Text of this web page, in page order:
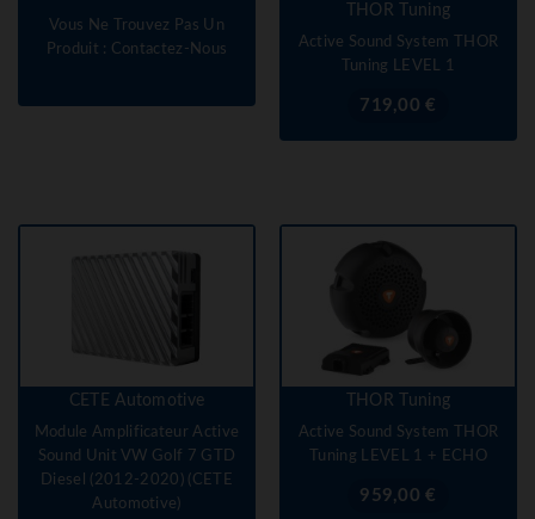
Vous Ne Trouvez Pas Un
Produit : Contactez-Nous
THOR Tuning
Active Sound System THOR
Tuning LEVEL 1
Prix
719,00 €
CETE Automotive
Module Amplificateur Active
Sound Unit VW Golf 7 GTD
Diesel (2012-2020) (CETE
Automotive)
THOR Tuning
Active Sound System THOR
Tuning LEVEL 1 + ECHO
Prix
959,00 €